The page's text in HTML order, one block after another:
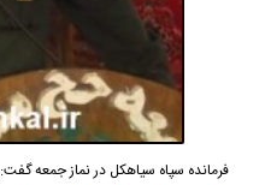
فرمانده سپاه سیاهکل در نماز جمعه گفت: